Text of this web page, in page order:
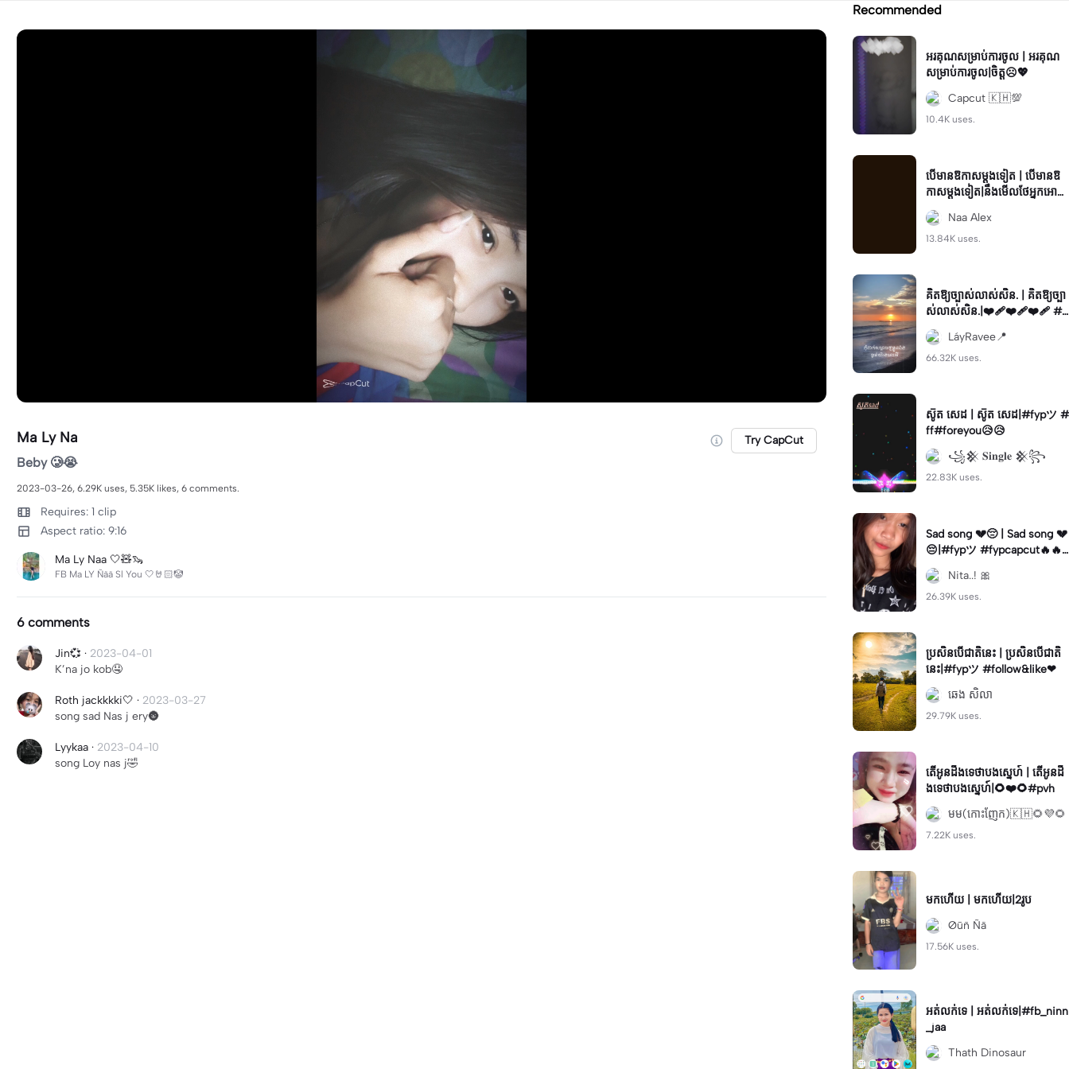
Ma Ly Na Try CapCut
Beby 🥲😭
2023-03-26, 6.29K uses, 5.35K likes, 6 comments.
Requires: 1 clip
Aspect ratio: 9:16
Ma Ly Naa 🤍🧸🦦
FB Ma LY Ñãã Sl You 🤍🤘🏻🤡
6 comments
Jin💞 · 2023-04-01
K’na jo kob🤤
Roth jackkkki🤍 · 2023-03-27
song sad Nas j ery🌚
Lyykaa · 2023-04-10
song Loy nas j🤣
Recommended
អរគុណសម្រាប់ការចូល | អរគុណ
សម្រាប់ការចូល|ចិត្ត☹️💖
Capcut 🇰🇭💯
10.4K uses.
បើមានឱកាសម្ដងទៀត | បើមានឱ
កាសម្ដងទៀត|នឹងមើលថែអ្នកអោយ
ល្អជាងនេះ…
Naa Alex
13.84K uses.
គិតឱ្យច្បាស់លាស់សិន. | គិតឱ្យច្បា
ស់លាស់សិន.|❤️‍🩹❤️‍🩹❤️‍🩹 #v
iral#fyp#LYRIC
LáyRavee📍
66.32K uses.
ស៑ូត សេដ | ស៑ូត សេដ|#fypツ⁠ #
ff#foreyou😥😥
꧁𒆜 𝐒𝐢𝐧𝐠𝐥𝐞 𒆜꧂
22.83K uses.
Sad song 💔😔 | Sad song 💔
😔|#fypツ⁠ #fypcapcut🔥🔥
🔥
Nita..! 🎀
26.39K uses.
ប្រសិនបើជាតិនេះ | ប្រសិនបើជាតិ
នេះ|#fypツ⁠ #follow&like❤
ឆេង សិលា
29.79K uses.
តើអូនដឹងទេថាបងស្នេហ៍ | តើអូនដឹ
ងទេថាបងស្នេហ៍|🌻❤️🌻#pvh
មម(កោះញែក)🇰🇭🌻💜🌻
7.22K uses.
មកហើយ | មកហើយ|2រូប
Øūñ Ñã
17.56K uses.
អត់លក់ទេ | អត់លក់ទេ|#fb_ninn
_jaa
Thath Dinosaur